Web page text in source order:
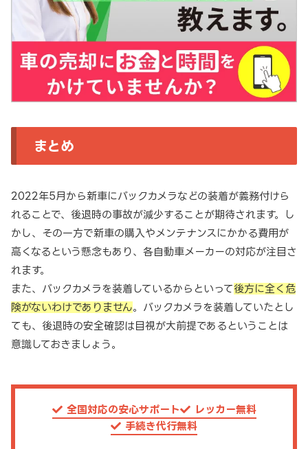
まとめ
2022年5月から新車にバックカメラなどの装着が義務付けら
れることで、後退時の事故が減少することが期待されます。し
かし、その一方で新車の購入やメンテナンスにかかる費用が
高くなるという懸念もあり、各自動車メーカーの対応が注目さ
れます。
また、バックカメラを装着しているからといって後方に全く危
険がないわけでありません。バックカメラを装着していたとし
ても、後退時の安全確認は目視が大前提であるということは
意識しておきましょう。
全国対応の安心サポート
レッカー無料
手続き代行無料